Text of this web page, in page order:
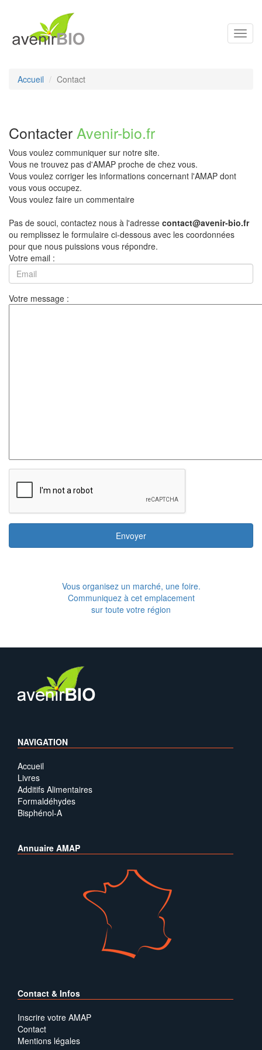
Accueil Contact
Contacter Avenir-bio.fr
Vous voulez communiquer sur notre site.
Vous ne trouvez pas d'AMAP proche de chez vous.
Vous voulez corriger les informations concernant l'AMAP dont
vous vous occupez.
Vous voulez faire un commentaire
Pas de souci, contactez nous à l'adresse contact@avenir-bio.fr
ou remplissez le formulaire ci-dessous avec les coordonnées
pour que nous puissions vous répondre.
Votre email :
Votre message :
Envoyer
Vous organisez un marché, une foire.
Communiquez à cet emplacement
sur toute votre région
NAVIGATION
Accueil
Livres
Additifs Alimentaires
Formaldéhydes
Bisphénol-A
Annuaire AMAP
Contact & Infos
Inscrire votre AMAP
Contact
Mentions légales